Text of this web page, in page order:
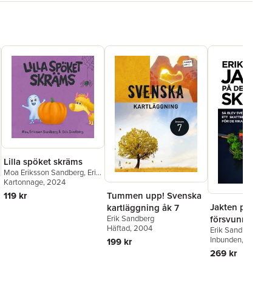
Lilla spöket skräms
Moa Eriksson Sandberg, Erik
Sandberg
Kartonnage, 2024
119 kr
Tummen upp! Svenska
kartläggning åk 7
Erik Sandberg
Häftad, 2004
199 kr
Jakten på den
försvunna
blev Sverige
skatteparadis
rika
Erik Sandberg
Inbunden, 2017
269 kr